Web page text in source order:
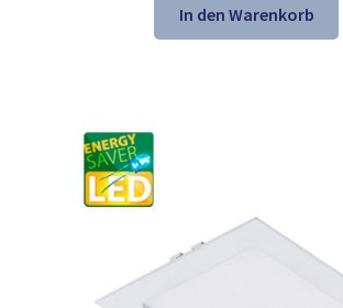
war:
55,10 €
ist:
36,98 €.
In den Warenkorb